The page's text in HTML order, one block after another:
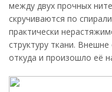
между двух прочных
скручиваются по
практически
структуру ткани.
откуда и произошло её